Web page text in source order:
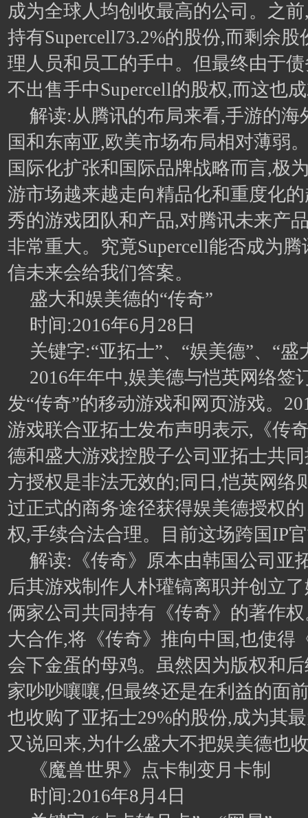
成为全球人均创收最高的公司。之
持有Supercell73.2%的股份,而剩余
理人员和员工的手中。但最终由于
不出售手中Supercell的股权,而这也
解读:从腾讯的布局来看,手游的海
国和东南亚,欧美市场布局相对薄弱
国际化扩张和国际品牌战略而言,极
游市场越来越走向精品化和重度化的
秀的游戏团队和产品,对腾讯未来产
非常重大。究竟Supercell能否成为
信未来会给我们答案。
盛大和娱美德的“传奇”
时间:2016年6月28日
关键字:“亚拓士”、“娱美德”、“盛
2016年年中,娱美德与恺英网络签
发“传奇”的移动游戏和网页游戏。
游戏联合亚拓士发布声明表示,《传
德和盛大游戏控股子公司亚拓士共
方授权是非法无效的;同日,恺英网络
过正式的商务途径获得娱美德授权
权,手续合法合理。目前这场跨国IP
解读:《传奇》原本由韩国公司亚
后其游戏制作人朴瓘镐离职并创立了
俩家公司共同持有《传奇》的著作
大合作,将《传奇》推向中国,也使得
会下金蛋的母鸡。虽然因为版权和
家吵吵嚷嚷,但最终还是在利益的面
也收购了亚拓士29%的股份,成为其
又说回来,为什么盛大不把娱美德
《魔兽世界》点卡制变月卡制
时间:2016年8月4日